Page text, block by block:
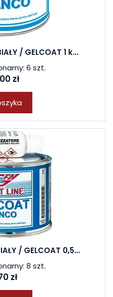
/ GELCOAT 1 k...
6 szt.
zł
/ GELCOAT 0,5...
8 szt.
zł